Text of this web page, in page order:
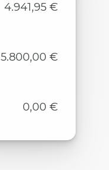
4.941,95 €
5.800,00 €
0,00 €